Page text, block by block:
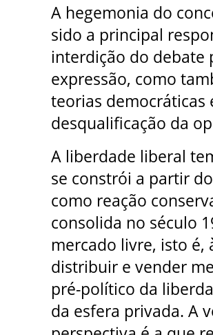
A hegemonia do
sido a principal
interdição do debate
expressão, como
teorias democráticas
desqualificação da
A liberdade liberal
se constrói a partir
como reação
consolida no século
mercado livre, isto
distribuir e vender
pré-político da
da esfera privada. A